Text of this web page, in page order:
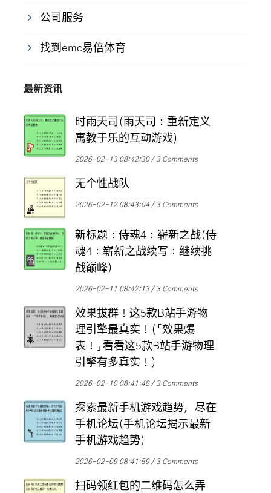
公司服务
找到emc易倍体育
最新资讯
时雨天司(雨天司：重新定义
寓教于乐的互动游戏)
2026-02-13 08:42:30 3 Comments
无个性战队
2026-02-12 08:43:04 3 Comments
新标题：侍魂4：崭新之战(侍
魂4：崭新之战续写：继续挑
战巅峰)
2026-02-11 08:42:13 3 Comments
效果拔群！这5款B站手游物
理引擎最真实！(「效果爆
表！」看看这5款B站手游物理
引擎有多真实！)
2026-02-10 08:41:48 3 Comments
探索最新手机游戏趋势，尽在
手机论坛(手机论坛揭示最新
手机游戏趋势)
2026-02-09 08:41:59 3 Comments
扫码领红包的二维码怎么弄